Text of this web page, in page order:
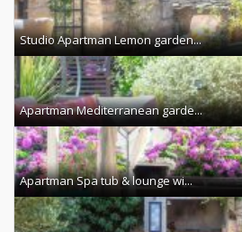
Studio Apartman Lemon garden...
Apartman Mediterranean garde...
Apartman Spa tub & lounge wi...